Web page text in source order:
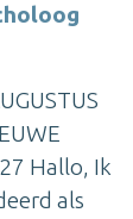
Hallo, Ik
als